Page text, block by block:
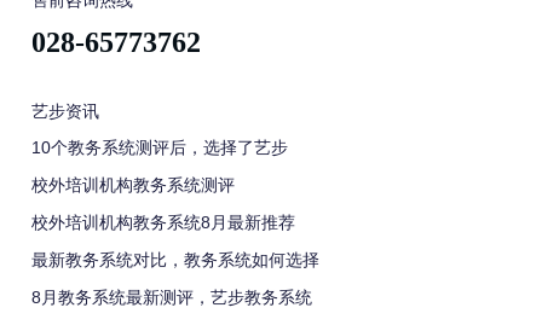
028-65773762
艺步资讯
10个教务系统测评后，选择了艺步
校外培训机构教务系统测评
校外培训机构教务系统8月最新推荐
最新教务系统对比，教务系统如何选择
8月教务系统最新测评，艺步教务系统